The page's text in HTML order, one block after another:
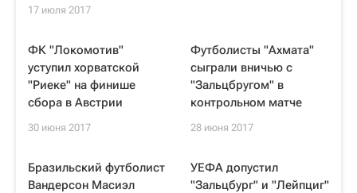
17 июля 2017
ФК "Локомотив"
уступил хорватской
"Риеке" на финише
сбора в Австрии
30 июня 2017
Футболисты "Ахмата"
сыграли вничью с
"Зальцбругом" в
контрольном матче
28 июня 2017
Бразильский футболист
Вандерсон Масиэл
УЕФА допустил
"Зальцбург" и "Лейпциг"